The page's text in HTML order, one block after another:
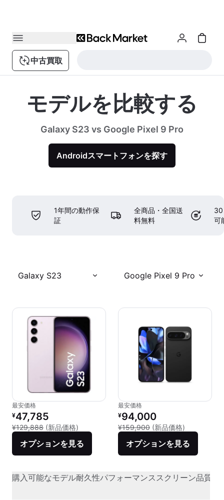
中古買取
モデルを比較する
Galaxy S23 vs Google Pixel 9 Pro
Androidスマートフォンを探す
1年間の動作保
証
全商品・全国送
料無料
30
可
Galaxy S23 Google Pixel 9 Pro
最安価格
リファービッシュ品の価格：
¥47,785
¥129,888 (新品価格) 新品との比較：¥129,888
オプションを見る
最安価格
リファービッシュ品の価格：
¥94,000
¥159,900 (新品価格)
オプションを見る
購入可能なモデル耐久性パフォーマンススクリーン品質